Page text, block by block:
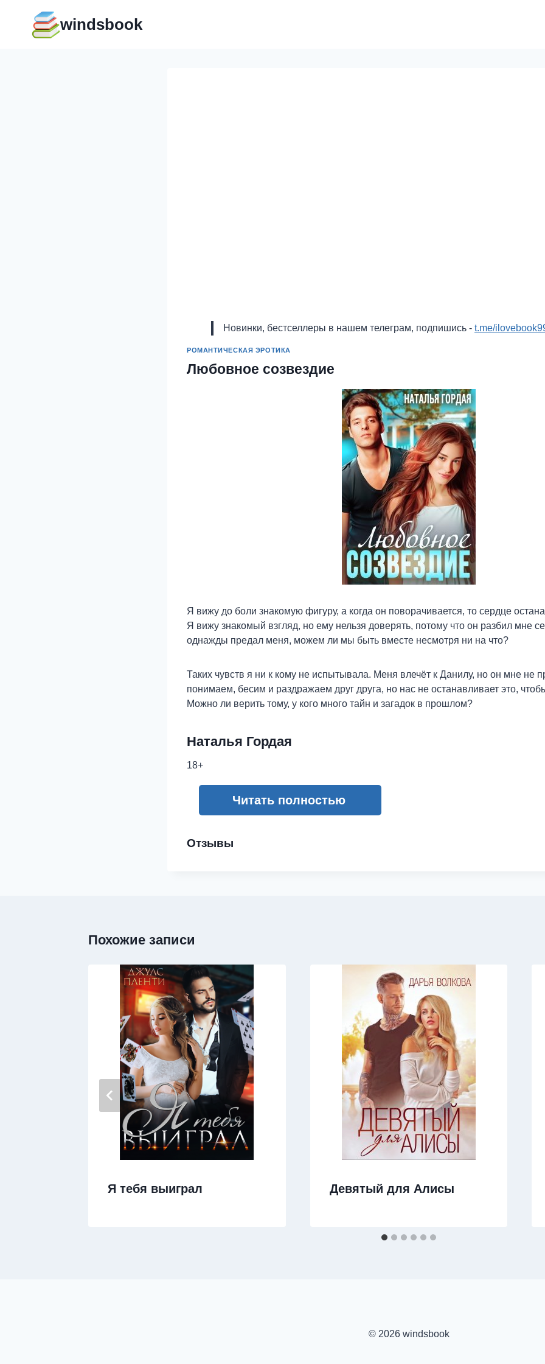
содержимому
windsbook
Новинки, бестселлеры в нашем телеграм, подпишись - t.me/
РОМАНТИЧЕСКАЯ ЭРОТИКА
Любовное созвездие
Я вижу до боли знакомую фигуру, а когда он поворачивается, то сердце
Я вижу знакомый взгляд, но ему нельзя доверять, потому что он разбил мне
однажды предал меня, можем ли мы быть вместе несмотря ни на что?
Таких чувств я ни к кому не испытывала. Меня влечёт к Данилу, но он мне не
понимаем, бесим и раздражаем друг друга, но нас не останавливает это,
Можно ли верить тому, у кого много тайн и загадок в прошлом?
Наталья Гордая
18+
Читать полностью
Отзывы
Похожие записи
Я тебя выиграл Девятый для Алисы
© 2026 windsbook